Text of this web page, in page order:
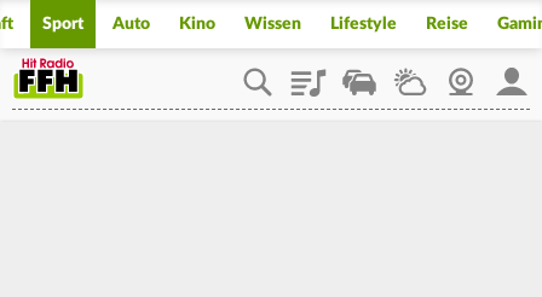
Sport Auto Kino Wissen Lifestyle Reise
PlaylistStaupilotWetterWebcam